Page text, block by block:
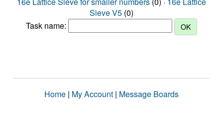
Sieve V5 (0)
Task name:
Home | My Account | Message Boards